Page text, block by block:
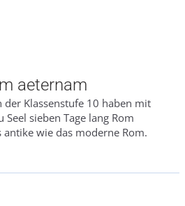
aeternam
Klassenstufe 10 haben mit
sieben Tage lang Rom
wie das moderne Rom.